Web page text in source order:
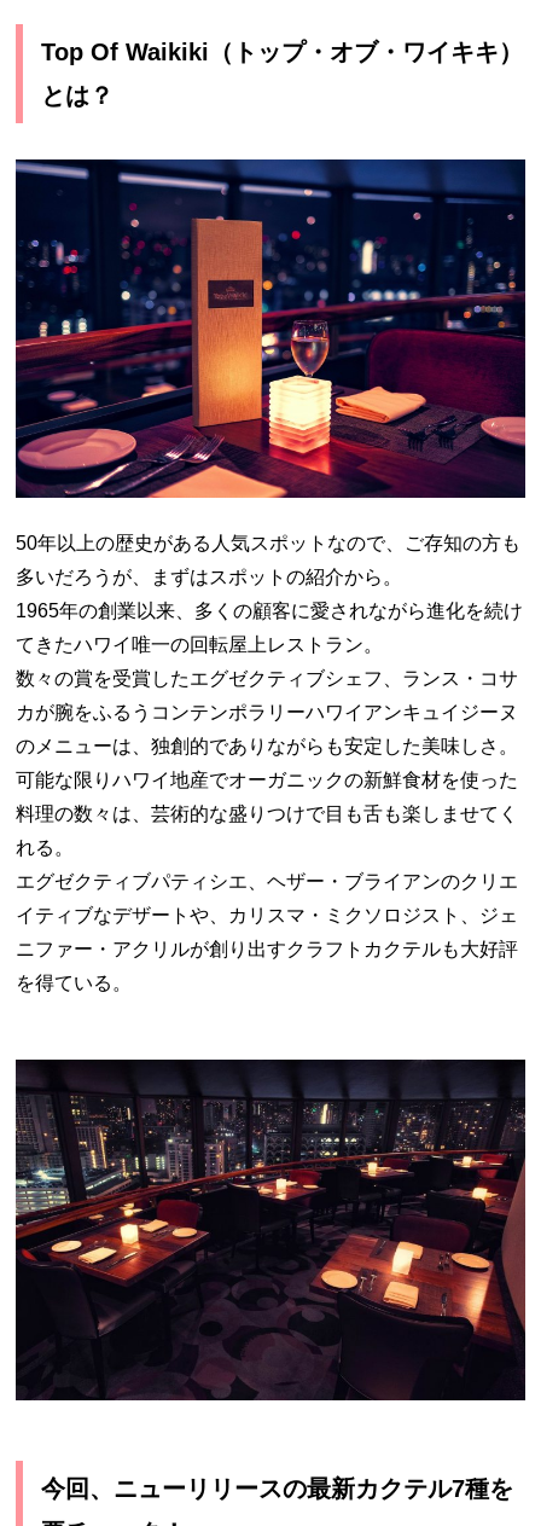
Top Of Waikiki（トップ・オブ・ワイキキ）
とは？
50年以上の歴史がある人気スポットなので、ご存知の方も
多いだろうが、まずはスポットの紹介から。
1965年の創業以来、多くの顧客に愛されながら進化を続け
てきたハワイ唯一の回転屋上レストラン。
数々の賞を受賞したエグゼクティブシェフ、ランス・コサ
カが腕をふるうコンテンポラリーハワイアンキュイジーヌ
のメニューは、独創的でありながらも安定した美味しさ。
可能な限りハワイ地産でオーガニックの新鮮食材を使った
料理の数々は、芸術的な盛りつけで目も舌も楽しませてく
れる。
エグゼクティブパティシエ、ヘザー・ブライアンのクリエ
イティブなデザートや、カリスマ・ミクソロジスト、ジェ
ニファー・アクリルが創り出すクラフトカクテルも大好評
を得ている。
今回、ニューリリースの最新カクテル7種を